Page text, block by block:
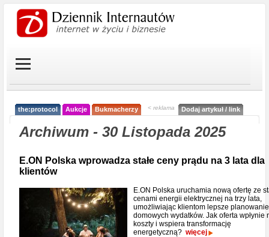
the:protocol Aukcje Bukmacherzy < reklama Dodaj artykuł / link
Archiwum - 30 Listopada 2025
E.ON Polska wprowadza stałe ceny prądu na 3 lata dla
klientów
E.ON Polska uruchamia nową ofertę ze
cenami energii elektrycznej na trzy lata,
umożliwiając klientom lepsze planowanie
domowych wydatków. Jak oferta wpłynie
koszty i wspiera transformację
energetyczną? więcej